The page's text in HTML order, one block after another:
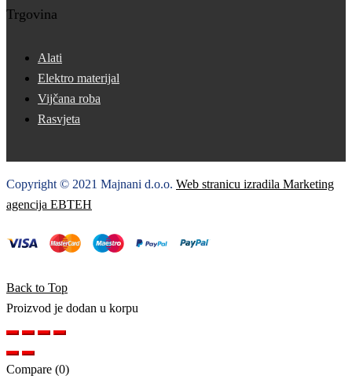
Trgovina
Alati
Elektro materijal
Vijčana roba
Rasvjeta
Copyright © 2021 Majnani d.o.o. Web stranicu izradila Marketing
agencija EBTEH
Back to Top
Proizvod je dodan u korpu
Compare (0)